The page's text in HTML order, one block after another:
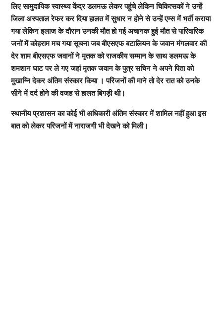
लिए सामुदायिक स्वास्थ्य केंद्र डलमऊ लेकर पहुंचे लेकिन चिकित्सकों ने उन्हें
जिला अस्पताल रेफर कर दिया हालत में सुधार न होने से उन्हें एम्स में भर्ती कराया
गया लेकिन इलाज के दौरान उनकी मौत हो गई अचानक हुई मौत से पारिवारिक
जनों में कोहराम मच गया सूचना जब बीएसएफ बटालियन के जवान मंगलवार की
देर शाम बीएसएफ जवानों ने मृतक को राजकीय सम्मान के साथ डलमऊ के
शमशान घाट पर ले गए जहां मृतक जवान के पुत्र सचिन ने अपने पिता को
मुखाग्नि देकर अंतिम संस्कार किया । परिजनों की माने तो देर रात को उनके
सीने में दर्द होने की वजह से हालत बिगड़ी थी।
स्थानीय प्रशासन का कोई भी अधिकारी अंतिम संस्कार में शामिल नहीं हुआ इस
बात को लेकर परिजनों में नाराजगी भी देखने को मिली।